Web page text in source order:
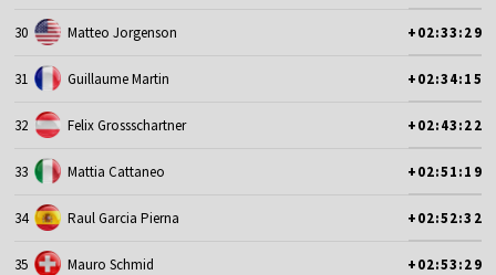
30 Matteo Jorgenson +02:33:29
31 Guillaume Martin +02:34:15
32 Felix Grossschartner +02:43:22
33 Mattia Cattaneo +02:51:19
34 Raul Garcia Pierna +02:52:32
35 Mauro Schmid +02:53:29